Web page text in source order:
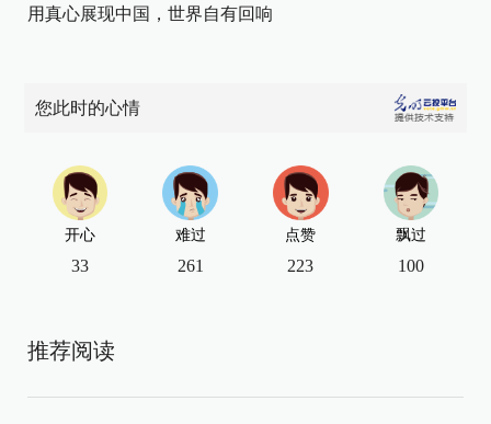
用真心展现中国，世界自有回响
您此时的心情
开心
33
难过
261
点赞
223
飘过
100
推荐阅读